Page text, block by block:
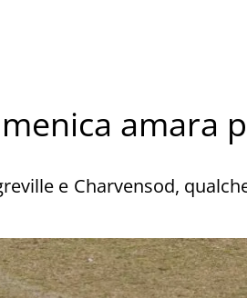
amara
e Charvensod,